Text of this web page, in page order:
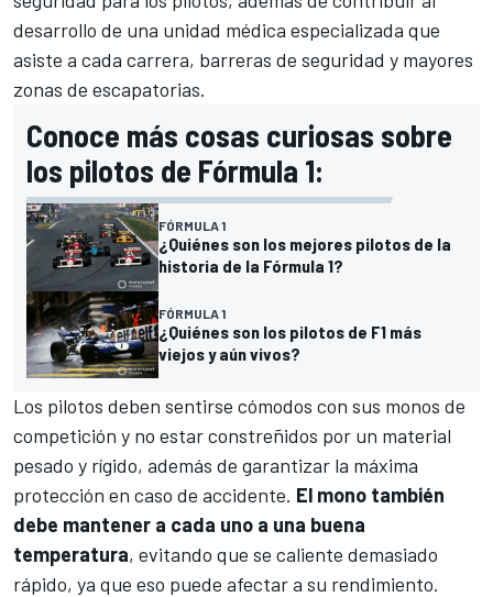
desarrollo de una unidad médica especializada que
asiste a cada carrera, barreras de seguridad y mayores
zonas de escapatorias.
Conoce más cosas curiosas sobre
los pilotos de Fórmula 1:
FÓRMULA 1
¿Quiénes son los mejores pilotos de la
historia de la Fórmula 1?
FÓRMULA 1
¿Quiénes son los pilotos de F1 más
viejos y aún vivos?
Los pilotos deben sentirse cómodos con sus monos de
competición y no estar constreñidos por un material
pesado y rígido, además de garantizar la máxima
protección en caso de accidente. El mono también
debe mantener a cada uno a una buena
temperatura, evitando que se caliente demasiado
rápido, ya que eso puede afectar a su rendimiento.